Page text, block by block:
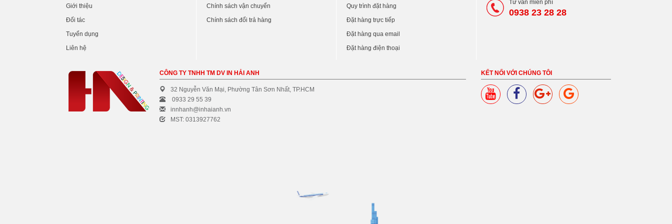
Giới thiệu
Đối tác
Tuyển dụng
Liên hệ
Chính sách vận chuyển
Chính sách đổi trả hàng
Quy trình đặt hàng
Đặt hàng trực tiếp
Đặt hàng qua email
Đặt hàng điện thoại
Tư vấn miễn phí
0938 23 28 28
CÔNG TY TNHH TM DV IN HẢI ANH
32 Nguyễn Văn Mại, Phường Tân Sơn Nhất, TP.HCM
0933 29 55 39
innhanh@inhaianh.vn
MST: 0313927762
KẾT NỐI VỚI CHÚNG TÔI